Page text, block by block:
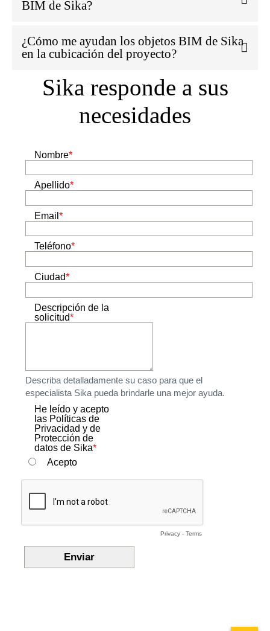
BIM de Sika?
¿Cómo me ayudan los objetos BIM de Sika
en la cubicación del proyecto?
Sika responde a sus
necesidades